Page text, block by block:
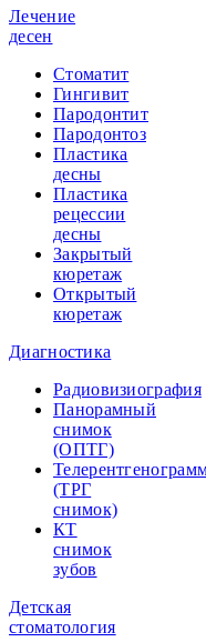
Лечение
десен
Стоматит
Гингивит
Пародонтит
Пародонтоз
Пластика
десны
Пластика
рецессии
десны
Закрытый
кюретаж
Открытый
кюретаж
Диагностика
Радиовизиография
Панорамный
снимок
(ОПТГ)
(ТРГ
снимок)
КТ
снимок
зубов
Детская
стоматология